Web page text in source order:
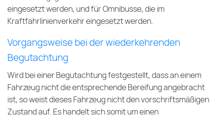
eingesetzt werden, und für Omnibusse, die im
Kraftfahrlinienverkehr eingesetzt werden.
Vorgangsweise bei der wiederkehrenden
Begutachtung
Wird bei einer Begutachtung festgestellt, dass an einem
Fahrzeug nicht die entsprechende Bereifung angebracht
ist, so weist dieses Fahrzeug nicht den vorschriftsmäßigen
Zustand auf. Es handelt sich somit um einen